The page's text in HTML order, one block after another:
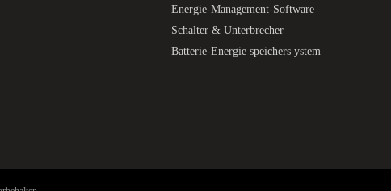
Energie-Management-Software
Schalter & Unterbrecher
Batterie-Energie speichers ystem